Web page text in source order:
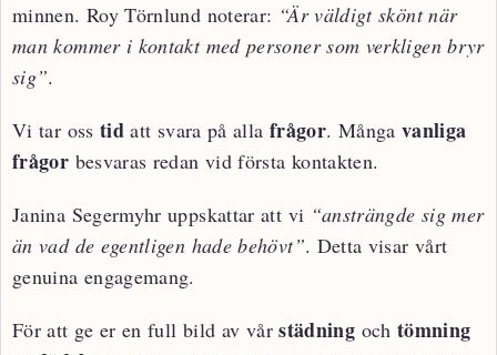
minnen. Roy Törnlund noterar: “Är väldigt skönt när
man kommer i kontakt med personer som verkligen bryr
sig”.
Vi tar oss tid att svara på alla frågor. Många vanliga
frågor besvaras redan vid första kontakten.
Janina Segermyhr uppskattar att vi “ansträngde sig mer
än vad de egentligen hade behövt”. Detta visar vårt
genuina engagemang.
För att ge er en full bild av vårstädning och tömning